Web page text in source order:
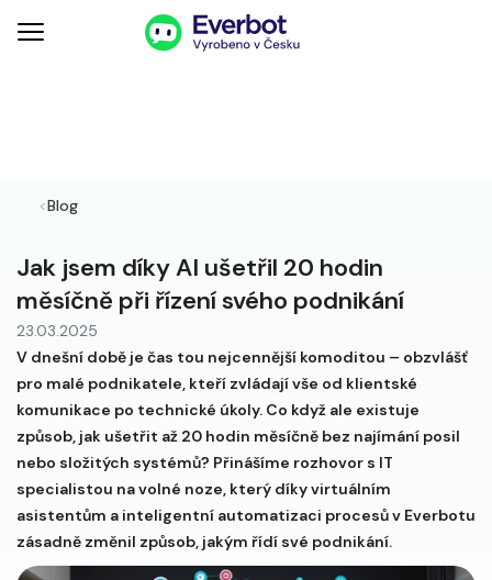
<Blog
Jak jsem díky AI ušetřil 20 hodin
měsíčně při řízení svého podnikání
23.03.2025
V dnešní době je čas tou nejcennější komoditou – obzvlášť
pro malé podnikatele, kteří zvládají vše od klientské
komunikace po technické úkoly. Co když ale existuje
způsob, jak ušetřit až 20 hodin měsíčně bez najímání posil
nebo složitých systémů? Přinášíme rozhovor s IT
specialistou na volné noze, který díky virtuálním
asistentům a inteligentní automatizaci procesů v Everbotu
zásadně změnil způsob, jakým řídí své podnikání.